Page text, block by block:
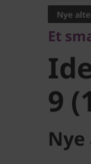
9
Nye
Et
9